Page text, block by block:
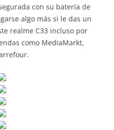
con su batería de
algo más si le das un
realme C33 incluso por
como MediaMarkt,